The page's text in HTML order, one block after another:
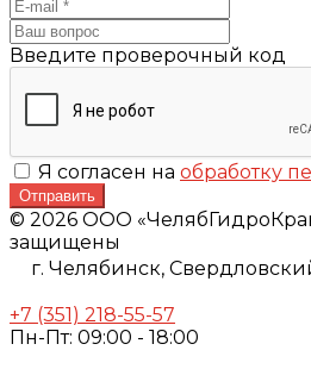
Введите проверочный код
Я согласен на обработку
Отправить
© 2026 ООО
защищены
г. Челябинск,
+7 (351) 218-55-57
Пн-Пт: 09:00 - 18:00